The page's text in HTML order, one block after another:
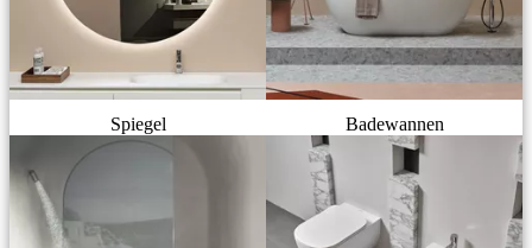
Spiegel Badewannen